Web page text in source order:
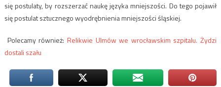
się postulaty, by rozszerzać naukę języka mniejszości. Do tego pojawił
się postulat sztucznego wyodrębnienia mniejszości śląskiej.
Polecamy również: Relikwie Ulmów we wrocławskim szpitalu. Żydzi
dostali szału